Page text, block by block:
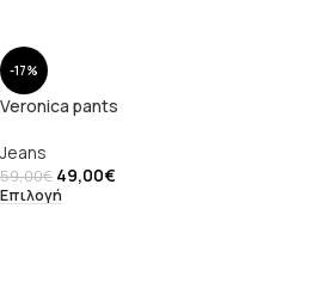
-17%
Veronica pants
Jeans
59,00€ 49,00€
Επιλογή